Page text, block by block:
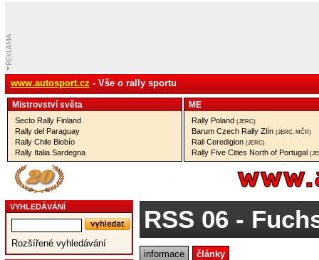
www.autosport.cz - Vše o rally sportu
Mistrovství­ světa
Secto Rally Finland
Rally del Paraguay
Rally Chile Biobío
Rally Italia Sardegna
ME
Rally Poland (JERC)
Barum Czech Rally Zlín (JERC, MČR)
Rali Ceredigion (JERC)
Rally Five Cities North of Portugal
VYHLEDÁVÁNÍ
Rozšířené vyhledávání
RSS 06-
informace články